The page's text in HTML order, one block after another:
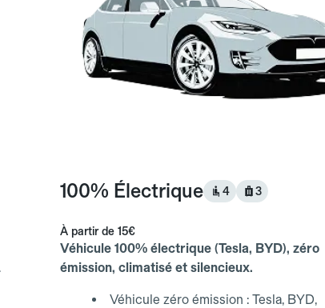
100% Électrique 4 3
À partir de 15€
Véhicule 100% électrique (Tesla, BYD), zéro
émission, climatisé et silencieux.
Véhicule zéro émission : Tesla, BYD,